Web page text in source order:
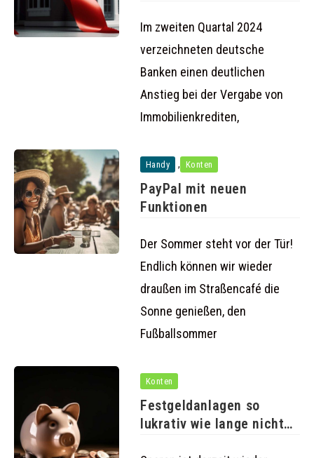
Eigentumswohnungen
Im zweiten Quartal 2024
verzeichneten deutsche
Banken einen deutlichen
Anstieg bei der Vergabe von
Immobilienkrediten,
Handy , Konten
PayPal mit neuen
Funktionen
Der Sommer steht vor der Tür!
Endlich können wir wieder
draußen im Straßencafé die
Sonne genießen, den
Fußballsommer
Konten
Festgeldanlagen so
lukrativ wie lange nicht